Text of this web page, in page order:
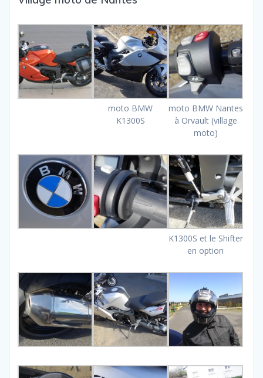
moto BMW
K1300S
moto BMW Nantes
à Orvault (village
moto)
K1300S et le Shifter
en option